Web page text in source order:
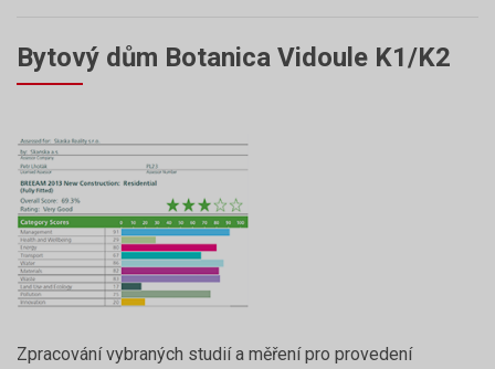
Bytový dům Botanica Vidoule K1/K2
Zpracování vybraných studií a měření pro provedení